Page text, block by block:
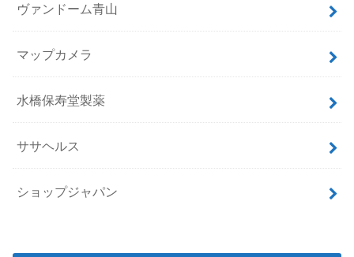
ヴァンドーム青山
マップカメラ
水橋保寿堂製薬
ササヘルス
ショップジャパン